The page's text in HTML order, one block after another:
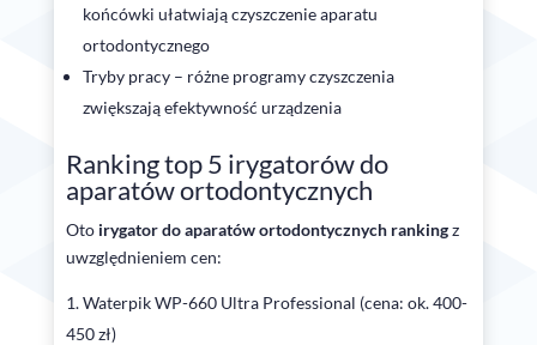
końcówki ułatwiają czyszczenie aparatu
ortodontycznego
Tryby pracy – różne programy czyszczenia
zwiększają efektywność urządzenia
Ranking top 5 irygatorów do
aparatów ortodontycznych
Oto irygator do aparatów ortodontycznych rankingz
uwzględnieniem cen:
Waterpik WP-660 Ultra Professional (cena: ok. 400-
450 zł)